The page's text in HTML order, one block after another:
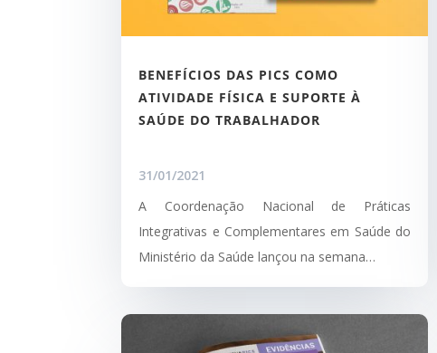
BENEFÍCIOS DAS PICS COMO
ATIVIDADE FÍSICA E SUPORTE À
SAÚDE DO TRABALHADOR
31/01/2021
A Coordenação Nacional de Práticas
Integrativas e Complementares em Saúde do
Ministério da Saúde lançou na semana…